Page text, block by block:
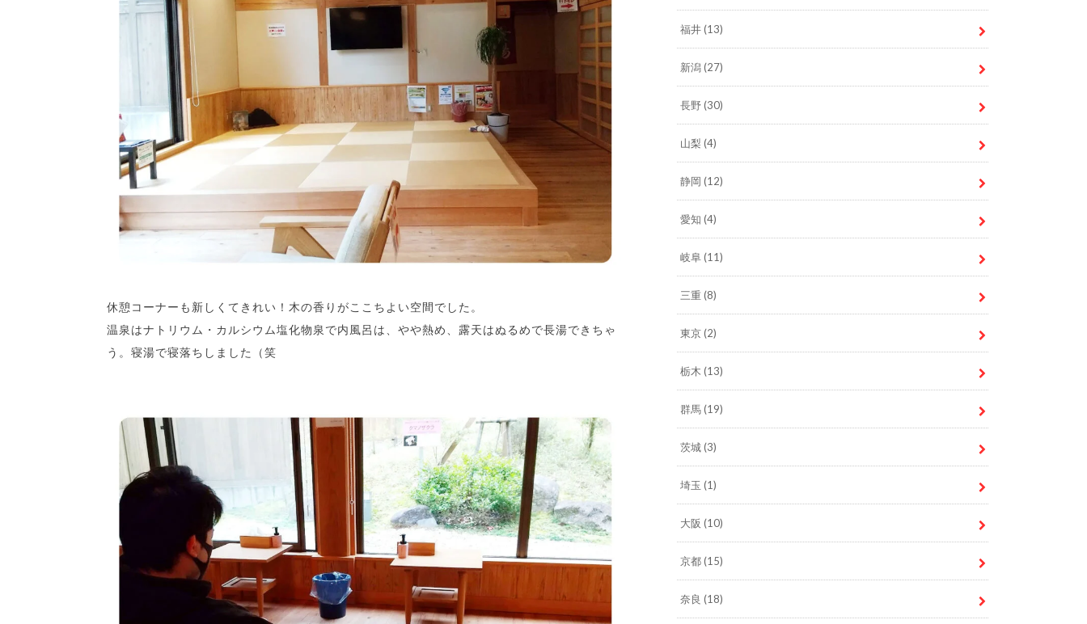
休憩コーナーも新しくてきれい！木の香りがここちよい空間でした。
温泉はナトリウム・カルシウム塩化物泉で内風呂は、やや熱め、露天はぬるめで長湯できちゃ
う。寝湯で寝落ちしました（笑
福井(13)
新潟(27)
長野(30)
山梨 (4)
静岡 (12)
愛知 (4)
岐阜(11)
三重 (8)
東京(2)
栃木 (13)
群馬(19)
茨城(3)
埼玉 (1)
大阪 (10)
京都(15)
奈良 (18)